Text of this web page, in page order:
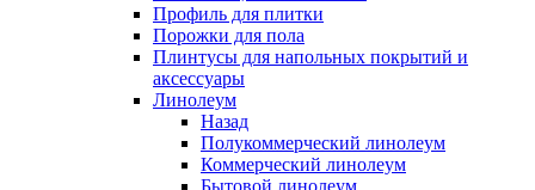
Профиль для плитки
Порожки для пола
Плинтусы для напольных покрытий и
аксессуары
Линолеум
Назад
Полукоммерческий линолеум
Коммерческий линолеум
Бытовой линолеум